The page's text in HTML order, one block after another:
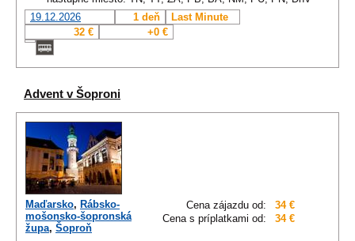
19.12.2026
1 deň
Last Minute
32 €
+0 €
Advent v Šoproni
Cena zájazdu od:
34 €
Cena s príplatkami od:
34 €
Maďarsko, Rábsko-
mošonsko-šopronská
župa, Šoproň